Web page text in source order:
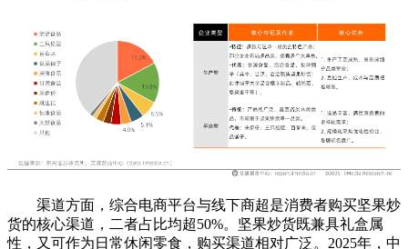
渠道方面，综合电商平台与线下商超是消费者购买坚果炒
货的核心渠道，二者占比均超50%。坚果炒货既兼具礼盒属
性，又可作为日常休闲零食，购买渠道相对广泛。2025年，中